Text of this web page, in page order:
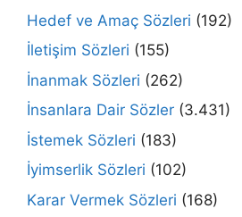
Hedef ve Amaç Sözleri (192)
İletişim Sözleri (155)
İnanmak Sözleri (262)
İnsanlara Dair Sözler (3.431)
İstemek Sözleri (183)
İyimserlik Sözleri (102)
Karar Vermek Sözleri (168)